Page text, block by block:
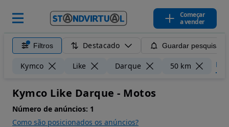
Começar
a vender
Filtros Destacado Guardar pesquisa
Kymco Like Darque 50 km
Kymco Like Darque - Motos
Número de anúncios: 1
Como são posicionados os anúncios?